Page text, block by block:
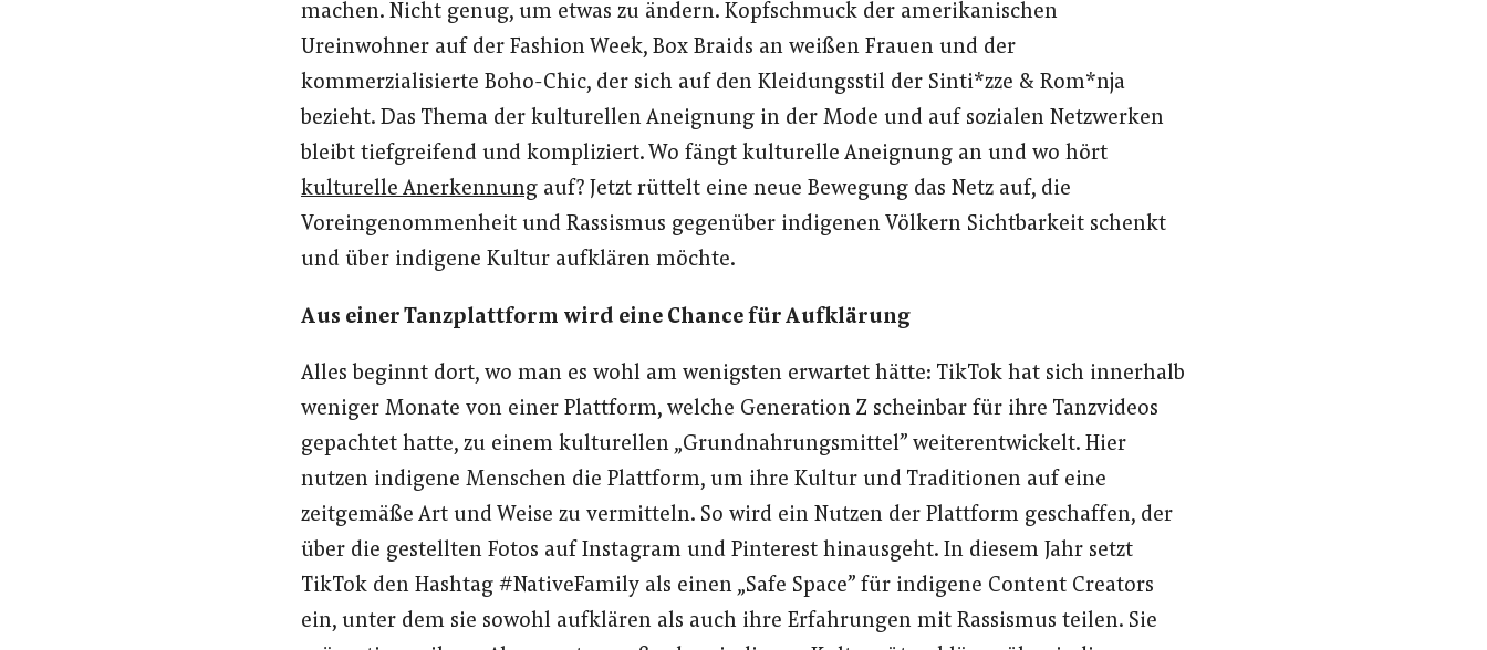
machen. Nicht genug, um etwas zu ändern. Kopfschmuck der amerikanischen
Ureinwohner auf der Fashion Week, Box Braids an weißen Frauen und der
kommerzialisierte Boho-Chic, der sich auf den Kleidungsstil der Sinti*zze & Rom*nja
bezieht. Das Thema der kulturellen Aneignung in der Mode und auf sozialen Netzwerken
bleibt tiefgreifend und kompliziert. Wo fängt kulturelle Aneignung an und wo hört
kulturelle Anerkennung auf? Jetzt rüttelt eine neue Bewegung das Netz auf, die
Voreingenommenheit und Rassismus gegenüber indigenen Völkern Sichtbarkeit schenkt
und über indigene Kultur aufklären möchte.
Aus einer Tanzplattform wird eine Chance für Aufklärung
Alles beginnt dort, wo man es wohl am wenigsten erwartet hätte: TikTok hat sich innerhalb
weniger Monate von einer Plattform, welche Generation Z scheinbar für ihre Tanzvideos
gepachtet hatte, zu einem kulturellen „Grundnahrungsmittel” weiterentwickelt. Hier
nutzen indigene Menschen die Plattform, um ihre Kultur und Traditionen auf eine
zeitgemäße Art und Weise zu vermitteln. So wird ein Nutzen der Plattform geschaffen, der
über die gestellten Fotos auf Instagram und Pinterest hinausgeht. In diesem Jahr setzt
TikTok den Hashtag #NativeFamily als einen „Safe Space” für indigene Content Creators
ein, unter dem sie sowohl aufklären als auch ihre Erfahrungen mit Rassismus teilen. Sie